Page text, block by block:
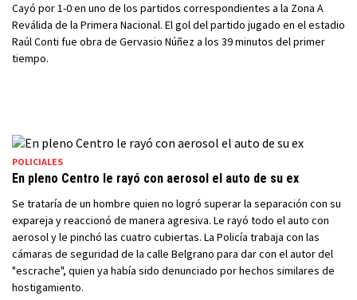
Cayó por 1-0 en uno de los partidos correspondientes a la Zona A
Reválida de la Primera Nacional. El gol del partido jugado en el estadio
Raúl Conti fue obra de Gervasio Núñez a los 39 minutos del primer
tiempo.
POLICIALES
En pleno Centro le rayó con aerosol el auto de su ex
Se trataría de un hombre quien no logró superar la separación con su
expareja y reaccionó de manera agresiva. Le rayó todo el auto con
aerosol y le pinchó las cuatro cubiertas. La Policía trabaja con las
cámaras de seguridad de la calle Belgrano para dar con el autor del
"escrache", quien ya había sido denunciado por hechos similares de
hostigamiento.